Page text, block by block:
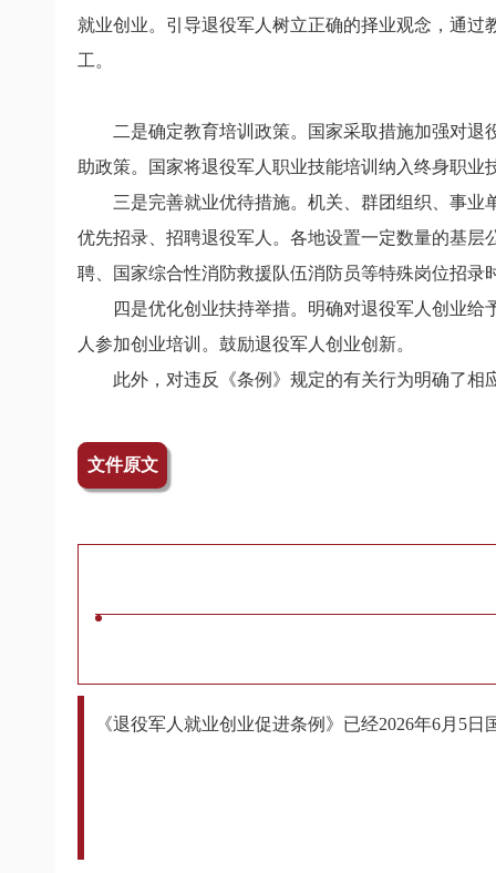
就业创业。引导退役军人树立正确的择业观念，通
工。
二是确定教育培训政策。国家采取措施加强对退
助政策。国家将退役军人职业技能培训纳入终身职
三是完善就业优待措施。机关、群团组织、事业
优先招录、招聘退役军人。各地设置一定数量的基
聘、国家综合性消防救援队伍消防员等特殊岗位招录
四是优化创业扶持举措。明确对退役军人创业给
人参加创业培训。鼓励退役军人创业创新。
此外，对违反《条例》规定的有关行为明确了相
文件原文
《退役军人就业创业促进条例》已经2026年6月5